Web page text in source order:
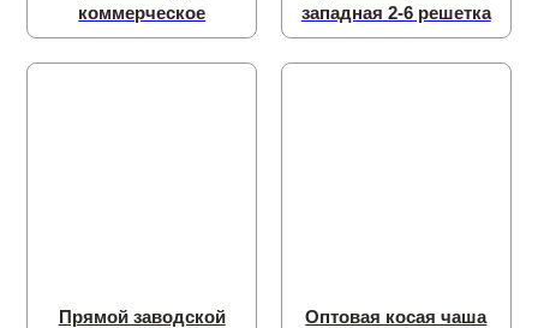
коммерческое
западная 2-6 решетка
Прямой заводской
Оптовая косая чаша